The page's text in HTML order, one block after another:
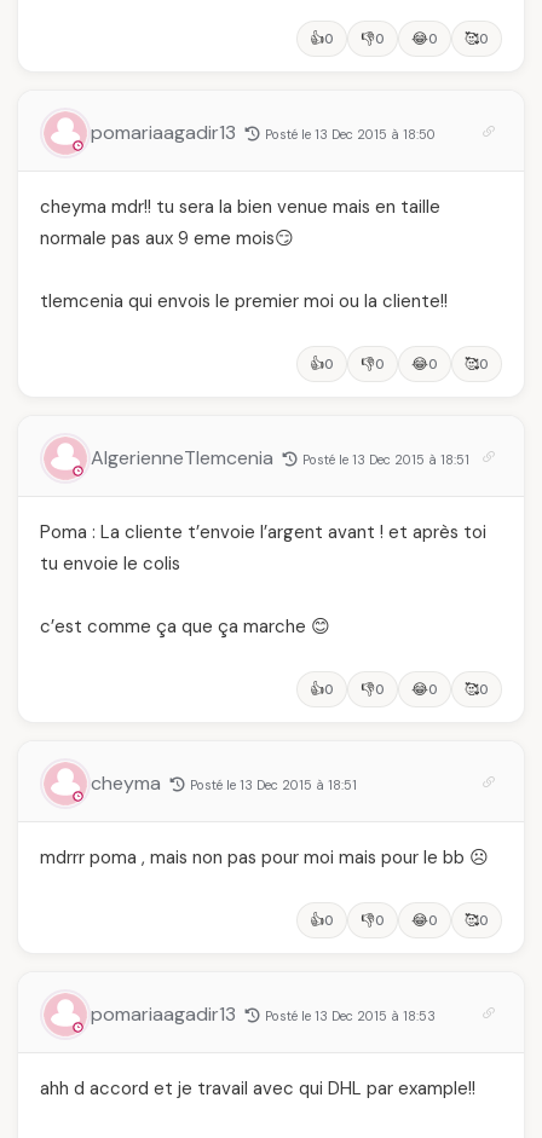
👍0 👎0 😂0 🥰0
pomariaagadir13 Posté le 13 Dec 2015 à 18:50
cheyma mdr!! tu sera la bien venue mais en taille
normale pas aux 9 eme mois😏
tlemcenia qui envois le premier moi ou la cliente!!
👍0 👎0 😂0 🥰0
AlgerienneTlemcenia Posté le 13 Dec 2015 à 18:51
Poma : La cliente t’envoie l’argent avant ! et après toi
tu envoie le colis
c’est comme ça que ça marche 😊
👍0 👎0 😂0 🥰0
cheyma Posté le 13 Dec 2015 à 18:51
mdrrr poma , mais non pas pour moi mais pour le bb ☹️
👍0 👎0 😂0 🥰0
pomariaagadir13 Posté le 13 Dec 2015 à 18:53
ahh d accord et je travail avec qui DHL par example!!